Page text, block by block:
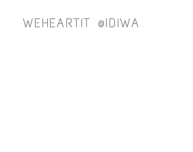
WEHEARTIT @IDIWA